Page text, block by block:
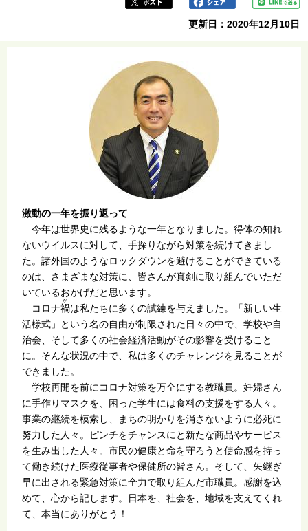
更新日：2020年12月10日
激動の一年を振り返って
今年は世界史に残るような一年となりました。得体の知れ
ないウイルスに対して、手探りながら対策を続けてきまし
た。諸外国のようなロックダウンを避けることができている
のは、さまざまな対策に、皆さんが真剣に取り組んでいただ
いているおかげだと思います。
コロナ禍
か
は私たちに多くの試練を与えました。「新しい生
活様式」という名の自由が制限された日々の中で、学校や自
治会、そして多くの社会経済活動がその影響を受けること
に。そんな状況の中で、私は多くのチャレンジを見ることが
できました。
学校再開を前にコロナ対策を万全にする教職員。妊婦さん
に手作りマスクを、困った学生には食料の支援をする人々。
事業の継続を模索し、まちの明かりを消さないように必死に
努力した人々。ピンチをチャンスにと新たな商品やサービス
を生み出した人々。市民の健康と命を守ろうと使命感を持っ
て働き続けた医療従事者や保健所の皆さん。そして、矢継ぎ
早に出される緊急対策に全力で取り組んだ市職員。感謝を込
めて、心から記します。日本を、社会を、地域を支えてくれ
て、本当にありがとう！